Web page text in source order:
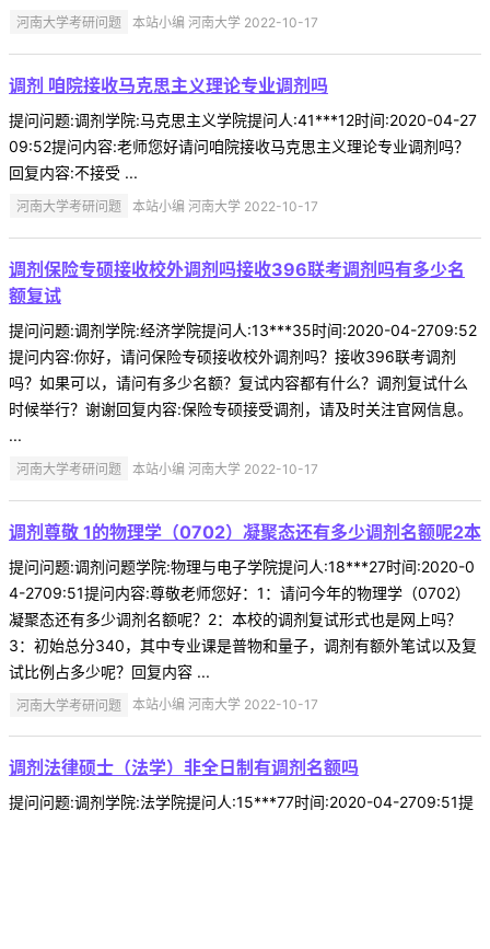
河南大学考研问题 本站小编 河南大学 2022-10-17
调剂 咱院接收马克思主义理论专业调剂吗
提问问题:调剂学院:马克思主义学院提问人:41***12时间:2020-04-27
09:52提问内容:老师您好请问咱院接收马克思主义理论专业调剂吗？
回复内容:不接受 ...
河南大学考研问题 本站小编 河南大学 2022-10-17
调剂保险专硕接收校外调剂吗接收396联考调剂吗有多少名
额复试
提问问题:调剂学院:经济学院提问人:13***35时间:2020-04-2709:52
提问内容:你好，请问保险专硕接收校外调剂吗？接收396联考调剂
吗？如果可以，请问有多少名额？复试内容都有什么？调剂复试什么
时候举行？谢谢回复内容:保险专硕接受调剂，请及时关注官网信息。
...
河南大学考研问题 本站小编 河南大学 2022-10-17
调剂尊敬 1的物理学（0702）凝聚态还有多少调剂名额呢2本
提问问题:调剂问题学院:物理与电子学院提问人:18***27时间:2020-0
4-2709:51提问内容:尊敬老师您好：1：请问今年的物理学（0702）
凝聚态还有多少调剂名额呢？2：本校的调剂复试形式也是网上吗？
3：初始总分340，其中专业课是普物和量子，调剂有额外笔试以及复
试比例占多少呢？回复内容 ...
河南大学考研问题 本站小编 河南大学 2022-10-17
调剂法律硕士（法学）非全日制有调剂名额吗
提问问题:调剂学院:法学院提问人:15***77时间:2020-04-2709:51提